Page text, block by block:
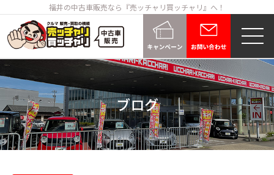
福井の中古車販売なら『売ッチャリ買ッチャリ』へ！
ブログ